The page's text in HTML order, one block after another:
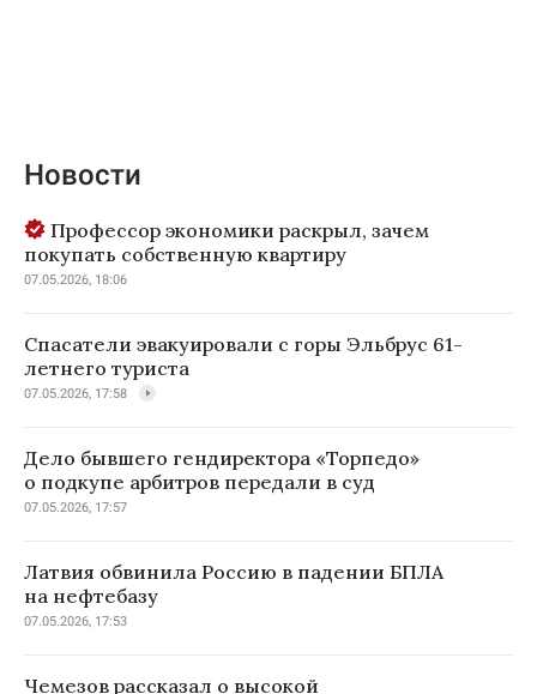
Новости
Профессор экономики раскрыл, зачем
покупать собственную квартиру
07.05.2026, 18:06
Спасатели эвакуировали с горы Эльбрус 61-
летнего туриста
07.05.2026, 17:58
Дело бывшего гендиректора «Торпедо»
о подкупе арбитров передали в суд
07.05.2026, 17:57
Латвия обвинила Россию в падении БПЛА
на нефтебазу
07.05.2026, 17:53
Чемезов рассказал о высокой